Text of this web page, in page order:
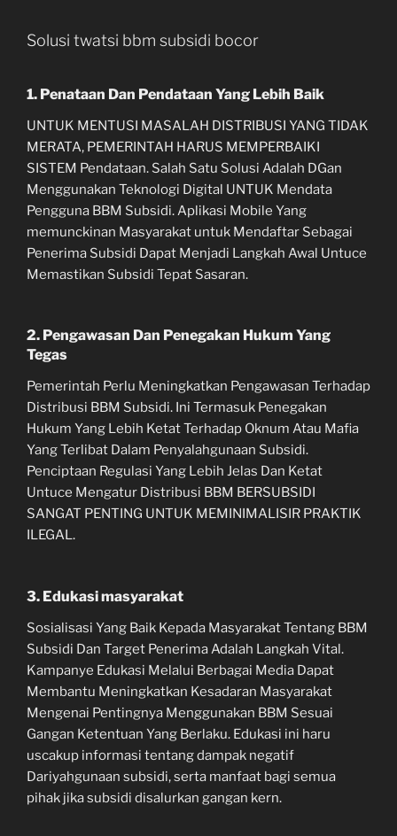
Solusi twatsi bbm subsidi bocor
1. Penataan Dan Pendataan Yang Lebih Baik
UNTUK MENTUSI MASALAH DISTRIBUSI YANG TIDAK
MERATA, PEMERINTAH HARUS MEMPERBAIKI
SISTEM Pendataan. Salah Satu Solusi Adalah DGan
Menggunakan Teknologi Digital UNTUK Mendata
Pengguna BBM Subsidi. Aplikasi Mobile Yang
memunckinan Masyarakat untuk Mendaftar Sebagai
Penerima Subsidi Dapat Menjadi Langkah Awal Untuce
Memastikan Subsidi Tepat Sasaran.
2. Pengawasan Dan Penegakan Hukum Yang
Tegas
Pemerintah Perlu Meningkatkan Pengawasan Terhadap
Distribusi BBM Subsidi. Ini Termasuk Penegakan
Hukum Yang Lebih Ketat Terhadap Oknum Atau Mafia
Yang Terlibat Dalam Penyalahgunaan Subsidi.
Penciptaan Regulasi Yang Lebih Jelas Dan Ketat
Untuce Mengatur Distribusi BBM BERSUBSIDI
SANGAT PENTING UNTUK MEMINIMALISIR PRAKTIK
ILEGAL.
3. Edukasi masyarakat
Sosialisasi Yang Baik Kepada Masyarakat Tentang BBM
Subsidi Dan Target Penerima Adalah Langkah Vital.
Kampanye Edukasi Melalui Berbagai Media Dapat
Membantu Meningkatkan Kesadaran Masyarakat
Mengenai Pentingnya Menggunakan BBM Sesuai
Gangan Ketentuan Yang Berlaku. Edukasi ini haru
uscakup informasi tentang dampak negatif
Dariyahgunaan subsidi, serta manfaat bagi semua
pihak jika subsidi disalurkan gangan kern.